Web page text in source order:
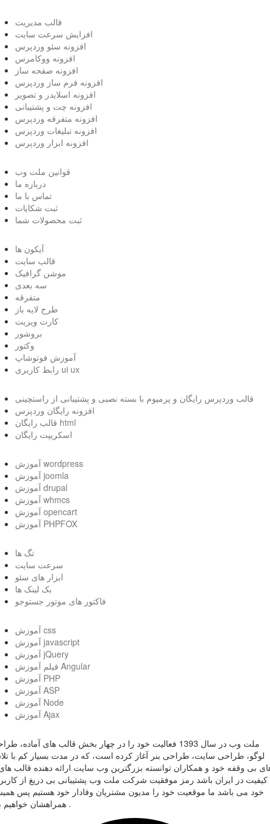
قالب مدیریت
افزایش سرعت سایت
افزونه سئو وردپرس
افزونه ووکامرس
افزونه صفحه ساز
افزونه فرم ساز وردپرس
افزونه اسلایدر و تصویر
افزونه چت و پشتیبانی
افزونه متفرقه وردپرس
افزونه تبلیغات وردپرس
افزونه ابزار وردپرس
قوانین ملت وب
درباره ما
تماس با ما
ثبت شکایات
ثبت محصولات شما
آیکون ها
قالب سایت
موشن گرافیک
سه بعدی
متفرقه
طرح لایه باز
کارت ویزیت
بروشور
وکتور
آموزش فوتوشاپ
رابط کاربری ui ux
قالب وردپرس رایگان و پرمیوم با بسته نصبی و پشتیبانی از راستچینی
افزونه رایگان وردپرس
قالب رایگان html
اسکریپت رایگان
آموزش wordpress
آموزش joomla
آموزش drupal
آموزش whmcs
آموزش opencart
آموزش PHPFOX
تگ ها
سرعت سایت
ابزار های سئو
بک لینک ها
فاکتور های موتور جستوجو
آموزش css
آموزش javascript
آموزش jQuery
فیلم آموزش Angular
آموزش PHP
آموزش ASP
آموزش Node
آموزش Ajax
ملت وب در سال 1393 فعالیت خود را در چهار بخش قالب های آماده،
لوگو، طراحی سایت، طراحی بنر آغاز کرده است، که در مدت بسیار کم با
بی وقفه خود و همکاران توانسته بزرگترین وب سایت ارائه دهنده قالب
کیفیت در ایران باشد رمز موفقیت شرکت ملت وب پشتیبانی بی دریغ از
خود می باشد ما موقعیت خود را مدیون مشتریان وفادار خود هستیم پس
همراهشان خواهیم بود .